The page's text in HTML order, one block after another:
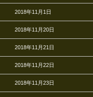
2018年11月1日
2018年11月20日
2018年11月21日
2018年11月22日
2018年11月23日